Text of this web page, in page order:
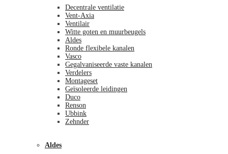
Decentrale ventilatie
Vent-Axia
Ventilair
Witte goten en muurbeugels
Aldes
Ronde flexibele kanalen
Vasco
Gegalvaniseerde vaste kanalen
Verdelers
Montageset
Geïsoleerde leidingen
Duco
Renson
Ubbink
Zehnder
Aldes